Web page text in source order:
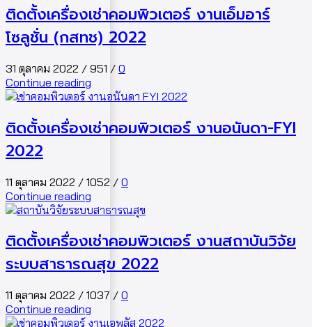
ติดตั้งเครื่องเช่าคอมพิวเตอร์ งานเอ็มอาร์
โซลูชั่น (กสทช) 2022
31 ตุลาคม 2022 / 951 / 0
Continue reading
ติดตั้งเครื่องเช่าคอมพิวเตอร์ งานอนันดา-FYI
2022
11 ตุลาคม 2022 / 1052 / 0
Continue reading
ติดตั้งเครื่องเช่าคอมพิวเตอร์ งานสถาบันวิจัย
ระบบสาธารณสุข 2022
11 ตุลาคม 2022 / 1037 / 0
Continue reading